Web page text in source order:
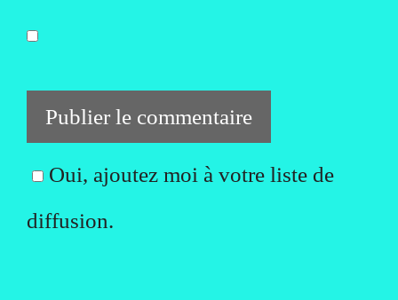
Oui, ajoutez moi à votre liste de
diffusion.